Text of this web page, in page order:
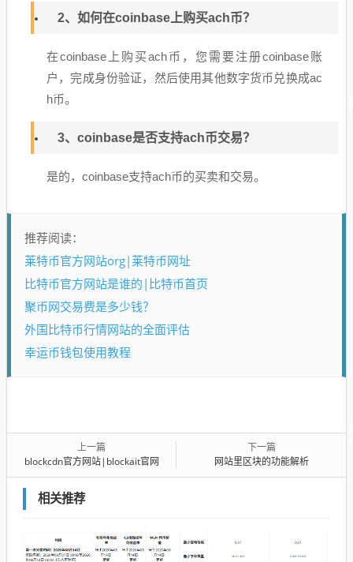
2、如何在coinbase上购买ach币？
在coinbase上购买ach币，您需要注册coinbase账
户，完成身份验证，然后使用其他数字货币兑换成ac
h币。
3、coinbase是否支持ach币交易？
是的，coinbase支持ach币的买卖和交易。
推荐阅读：
莱特币官方网站org|莱特币网址
比特币官方网站是谁的|比特币首页
聚币网交易费是多少钱？
外国比特币行情网站的全面评估
幸运币钱包使用教程
上一篇
blockcdn官方网站|blockait官网
下一篇
网站里区块的功能解析
相关推荐